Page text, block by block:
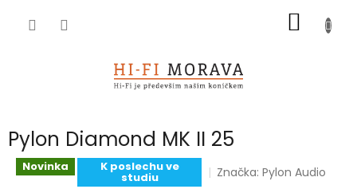
KOŠÍK
Pylon Diamond MK II 25
Novinka K poslechu ve
studiu Značka:Pylon Audio